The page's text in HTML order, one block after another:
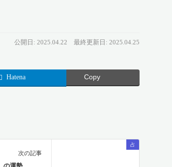
公開日: 2025.04.22 最終更新日: 2025.04.25
Hatena Copy
占
次の記事